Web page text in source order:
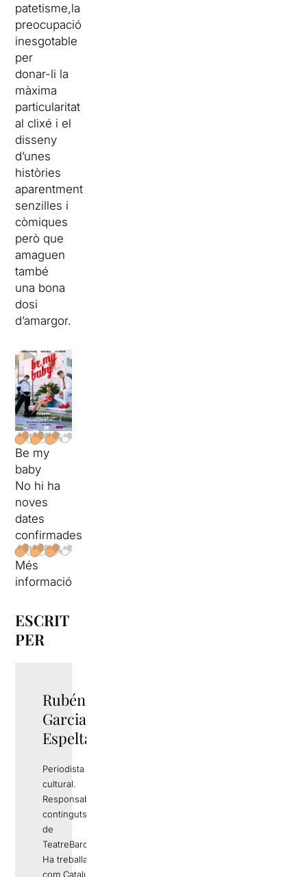
patetisme,la
preocupació
inesgotable
per
donar-li la
màxima
particularitat
al clixé i el
disseny
d’unes
històries
aparentment
senzilles i
còmiques
però que
amaguen
també
una bona
dosi
d’amargor.
Be my
baby
No hi ha
noves
dates
confirmades
Més
informació
ESCRIT
PER
Rubén
Garcia
Espelta
Periodista i gestor
cultural.
Responsable de
continguts editorials
de
TeatreBarcelona.com
Ha treballat a mitjans
com Catalunya